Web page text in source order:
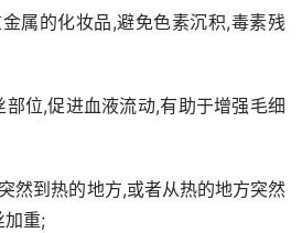
属的化妆品,避免色素沉积,毒素残
然到热的地方,或者从热的地方突然
加重;